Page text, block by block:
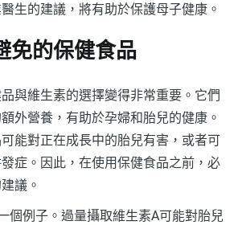
生的建議，將有助於保護母子健康。
免的保健食品
與維生素的選擇變得非常重要。它們
外營養，有助於孕婦和胎兒的健康。
能對正在成長中的胎兒有害，或者可
症。因此，在使用保健食品之前，必
議。
個例子。過量攝取維生素A可能對胎兒